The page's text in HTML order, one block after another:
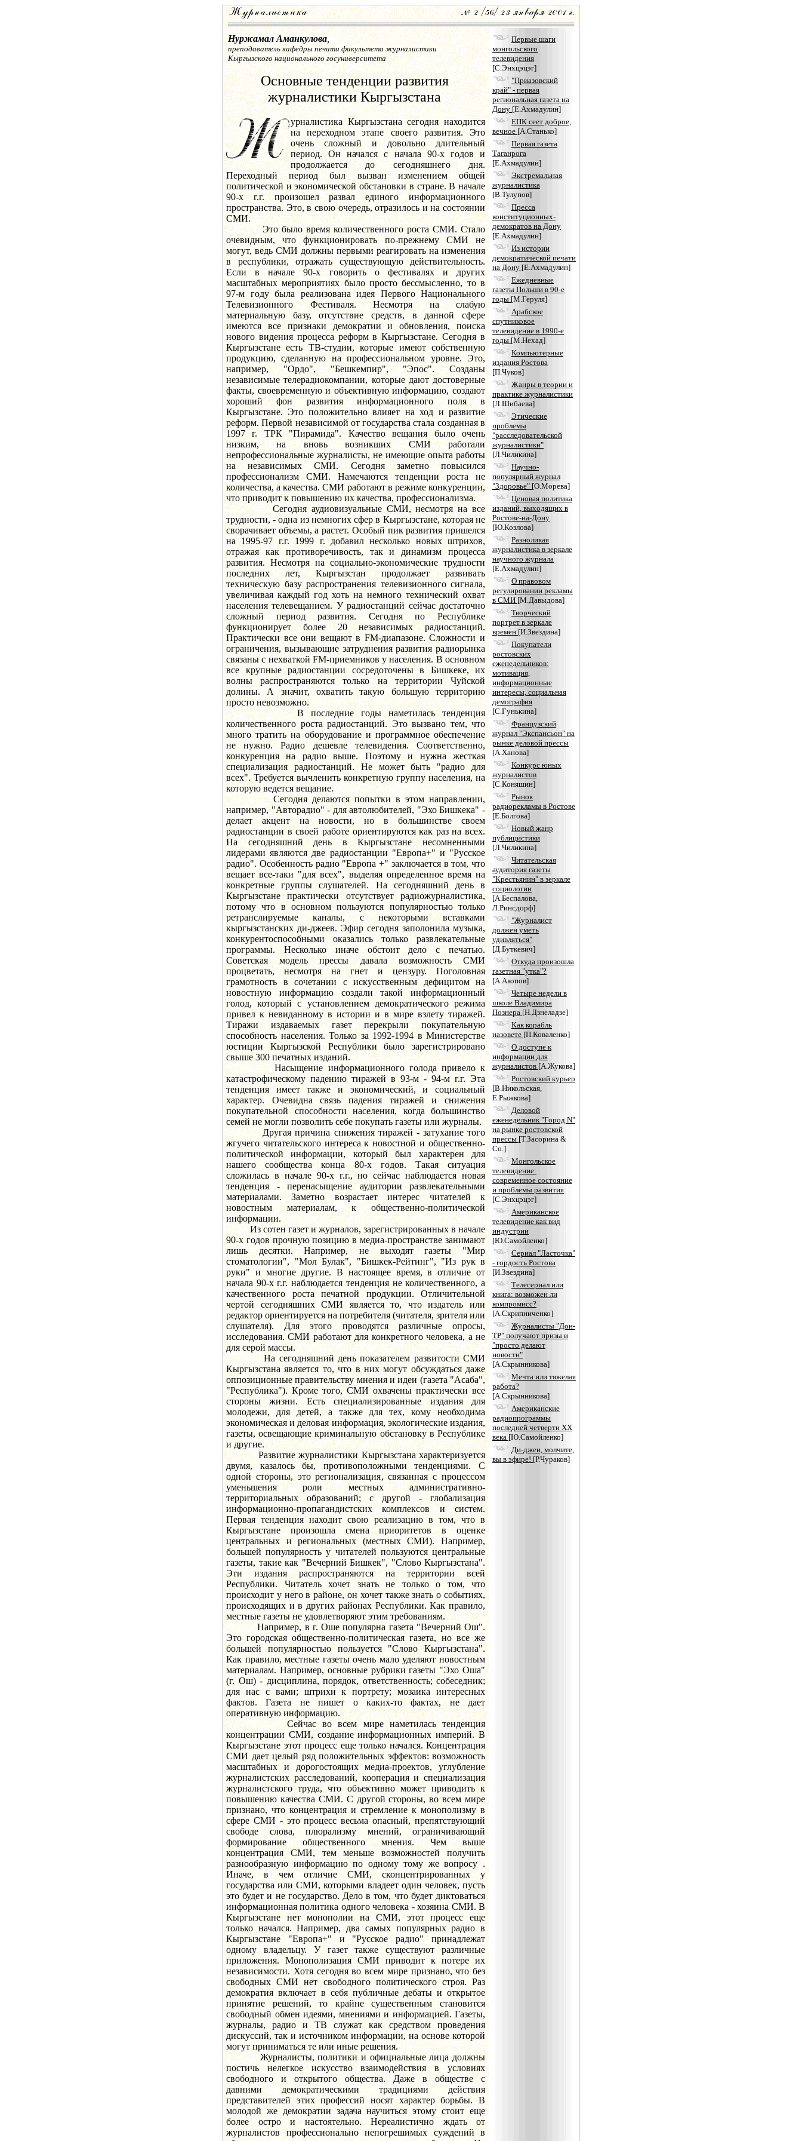
Нуржамал Аманкулова
преподаватель кафедры печати факультета журналистики
Кыргызского национального госуниверситета
Основные тенденции развития
журналистики Кыргызстана
урналистика Кыргызстана сегодня находится
на переходном этапе своего развития. Это
очень сложный и довольно длительный
период. Он начался с начала 90-х годов и
продолжается до сегодняшнего дня.
Переходный период был вызван изменением общей
политической и экономической обстановки в стране. В начале
90-х г.г. произошел развал единого информационного
пространства. Это, в свою очередь, отразилось и на состоянии
СМИ.
Это было время количественного роста СМИ. Стало
очевидным, что функционировать по-прежнему СМИ не
могут, ведь СМИ должны первыми реагировать на изменения
в республики, отражать существующую действительность.
Если в начале 90-х говорить о фестивалях и других
масштабных мероприятиях было просто бессмысленно, то в
97-м году была реализована идея Первого Национального
Телевизионного Фестиваля. Несмотря на слабую
материальную базу, отсутствие средств, в данной сфере
имеются все признаки демократии и обновления, поиска
нового видения процесса реформ в Кыргызстане. Сегодня в
Кыргызстане есть ТВ-студии, которые имеют собственную
продукцию, сделанную на профессиональном уровне. Это,
например, "Ордо", "Бешкемпир", "Эпос". Созданы
независимые телерадиокомпании, которые дают достоверные
факты, своевременную и объективную информацию, создают
хороший фон развития информационного поля в
Кыргызстане. Это положительно влияет на ход и развитие
реформ. Первой независимой от государства стала созданная в
1997 г. ТРК "Пирамида". Качество вещания было очень
низким, на вновь возникших СМИ работали
непрофессиональные журналисты, не имеющие опыта работы
на независимых СМИ. Сегодня заметно повысился
профессионализм СМИ. Намечаются тенденции роста не
количества, а качества. СМИ работают в режиме конкуренции,
что приводит к повышению их качества, профессионализма.
Сегодня аудиовизуальные СМИ, несмотря на все
трудности, - одна из немногих сфер в Кыргызстане, которая не
сворачивает объемы, а растет. Особый пик развития пришелся
на 1995-97 г.г. 1999 г. добавил несколько новых штрихов,
отражая как противоречивость, так и динамизм процесса
развития. Несмотря на социально-экономические трудности
последних лет, Кыргызстан продолжает развивать
техническую базу распространения телевизионного сигнала,
увеличивая каждый год хоть на немного технический охват
населения телевещанием. У радиостанций сейчас достаточно
сложный период развития. Сегодня по Республике
функционирует более 20 независимых радиостанций.
Практически все они вещают в FM-диапазоне. Сложности и
ограничения, вызывающие затруднения развития радиорынка
связаны с нехваткой FM-приемников у населения. В основном
все крупные радиостанции сосредоточены в Бишкеке, их
волны распространяются только на территории Чуйской
долины. А значит, охватить такую большую территорию
просто невозможно.
В последние годы наметилась тенденция
количественного роста радиостанций. Это вызвано тем, что
много тратить на оборудование и программное обеспечение
не нужно. Радио дешевле телевидения. Соответственно,
конкуренция на радио выше. Поэтому и нужна жесткая
специализация радиостанций. Не может быть "радио для
всех". Требуется вычленить конкретную группу населения, на
которую ведется вещание.
Сегодня делаются попытки в этом направлении,
например, "Авторадио" - для автолюбителей, "Эхо Бишкека" -
делает акцент на новости, но в большинстве своем
радиостанции в своей работе ориентируются как раз на всех.
На сегодняшний день в Кыргызстане несомненными
лидерами являются две радиостанции "Европа+" и "Русское
радио". Особенность радио "Европа +" заключается в том, что
вещает все-таки "для всех", выделяя определенное время на
конкретные группы слушателей. На сегодняшний день в
Кыргызстане практически отсутствует радиожурналистика,
потому что в основном пользуются популярностью только
ретранслируемые каналы, с некоторыми вставками
кыргызстанских ди-джеев. Эфир сегодня заполонила музыка,
конкурентоспособными оказались только развлекательные
программы. Несколько иначе обстоит дело с печатью.
Советская модель прессы давала возможность СМИ
процветать, несмотря на гнет и цензуру. Поголовная
грамотность в сочетании с искусственным дефицитом на
новостную информацию создали такой информационный
голод, который с установлением демократического режима
привел к невиданному в истории и в мире взлету тиражей.
Тиражи издаваемых газет перекрыли покупательную
способность населения. Только за 1992-1994 в Министерстве
юстиции Кыргызской Республики было зарегистрировано
свыше 300 печатных изданий.
Насыщение информационного голода привело к
катастрофическому падению тиражей в 93-м - 94-м г.г. Эта
тенденция имеет также и экономический, и социальный
характер. Очевидна связь падения тиражей и снижения
покупательной способности населения, когда большинство
семей не могли позволить себе покупать газеты или журналы.
Другая причина снижения тиражей - затухание того
жгучего читательского интереса к новостной и общественно-
политической информации, который был характерен для
нашего сообщества конца 80-х годов. Такая ситуация
сложилась в начале 90-х г.г., но сейчас наблюдается новая
тенденция - перенасыщение аудитории развлекательными
материалами. Заметно возрастает интерес читателей к
новостным материалам, к общественно-политической
информации.
Из сотен газет и журналов, зарегистрированных в начале
90-х годов прочную позицию в медиа-пространстве занимают
лишь десятки. Например, не выходят газеты "Мир
стоматологии", "Мол Булак", "Бишкек-Рейтинг", "Из рук в
руки" и многие другие. В настоящее время, в отличие от
начала 90-х г.г. наблюдается тенденция не количественного, а
качественного роста печатной продукции. Отличительной
чертой сегодняшних СМИ является то, что издатель или
редактор ориентируется на потребителя (читателя, зрителя или
слушателя). Для этого проводятся различные опросы,
исследования. СМИ работают для конкретного человека, а не
для серой массы.
На сегодняшний день показателем развитости СМИ
Кыргызстана является то, что в них могут обсуждаться даже
оппозиционные правительству мнения и идеи (газета "Асаба",
"Республика"). Кроме того, СМИ охвачены практически все
стороны жизни. Есть специализированные издания для
молодежи, для детей, а также для тех, кому необходима
экономическая и деловая информация, экологические издания,
газеты, освещающие криминальную обстановку в Республике
и другие.
Развитие журналистики Кыргызстана характеризуется
двумя, казалось бы, противоположными тенденциями. С
одной стороны, это регионализация, связанная с процессом
уменьшения роли местных административно-
территориальных образований; с другой - глобализация
информационно-пропагандистских комплексов и систем.
Первая тенденция находит свою реализацию в том, что в
Кыргызстане произошла смена приоритетов в оценке
центральных и региональных (местных СМИ). Например,
большей популярность у читателей пользуются центральные
газеты, такие как "Вечерний Бишкек", "Слово Кыргызстана".
Эти издания распространяются на территории всей
Республики. Читатель хочет знать не только о том, что
происходит у него в районе, он хочет также знать о событиях,
происходящих и в других районах Республики. Как правило,
местные газеты не удовлетворяют этим требованиям.
Например, в г. Оше популярна газета "Вечерний Ош".
Это городская общественно-политическая газета, но все же
большей популярностью пользуется "Слово Кыргызстана".
Как правило, местные газеты очень мало уделяют новостным
материалам. Например, основные рубрики газеты "Эхо Оша"
(г. Ош) - дисциплина, порядок, ответственность; собеседник;
для нас с вами; штрихи к портрету; мозаика интересных
фактов. Газета не пишет о каких-то фактах, не дает
оперативную информацию.
Сейчас во всем мире наметилась тенденция
концентрации СМИ, создание информационных империй. В
Кыргызстане этот процесс еще только начался. Концентрация
СМИ дает целый ряд положительных эффектов: возможность
масштабных и дорогостоящих медиа-проектов, углубление
журналистских расследований, кооперация и специализация
журналистского труда, что объективно может приводить к
повышению качества СМИ. С другой стороны, во всем мире
признано, что концентрация и стремление к монополизму в
сфере СМИ - это процесс весьма опасный, препятствующий
свободе слова, плюрализму мнений, ограничивающий
формирование общественного мнения. Чем выше
концентрация СМИ, тем меньше возможностей получить
разнообразную информацию по одному тому же вопросу .
Иначе, в чем отличие СМИ, сконцентрированных у
государства или СМИ, которыми владеет один человек, пусть
это будет и не государство. Дело в том, что будет диктоваться
информационная политика одного человека - хозяина СМИ. В
Кыргызстане нет монополии на СМИ, этот процесс еще
только начался. Например, два самых популярных радио в
Кыргызстане "Европа+" и "Русское радио" принадлежат
одному владельцу. У газет также существуют различные
приложения. Монополизация СМИ приводит к потере их
независимости. Хотя сегодня во всем мире признано, что без
свободных СМИ нет свободного политического строя. Раз
демократия включает в себя публичные дебаты и открытое
принятие решений, то крайне существенным становится
свободный обмен идеями, мнениями и информацией. Газеты,
журналы, радио и ТВ служат как средством проведения
дискуссий, так и источником информации, на основе которой
могут приниматься те или иные решения.
Журналисты, политики и официальные лица должны
постичь нелегкое искусство взаимодействия в условиях
свободного и открытого общества. Даже в обществе с
давними демократическими традициями действия
представителей этих профессий носят характер борьбы. В
молодой же демократии задача научиться этому стоит еще
более остро и настоятельно. Нереалистично ждать от
журналистов профессионально непогрешимых суждений в
Первые шаги
монгольского
телевидения
[С.Энхцэцэг]
"Приазовский
край" - первая
региональная газета на
Дону [Е.Ахмадулин]
ЕПК сеет доброе,
вечное [А.Станько]
Первая газета
Таганрога
[Е.Ахмадулин]
Экстремальная
журналистика
[В.Тулупов]
Пресса
конституционных-
демократов на Дону
[Е.Ахмадулин]
Из истории
демократической печати
на Дону [Е.Ахмадулин]
Ежедневные
газеты Польши в 90-е
годы [М.Геруля]
Арабское
спутниковое
телевидение в 1990-е
годы [М.Нехад]
Компьютерные
издания Ростова
[П.Чуков]
Жанры в теории и
практике журналистики
[Л.Шибаева]
Этические
проблемы
"расследовательской
журналистики"
[Л.Чиликина]
Научно-
популярный журнал
"Здоровье" [О.Морева]
Ценовая политика
изданий, выходящих в
Ростове-на-Дону
[Ю.Козлова]
Разноликая
журналистика в зеркале
научного журнала
[Е.Ахмадулин]
О правовом
регулировании рекламы
в СМИ [М.Давыдова]
Творческий
портрет в зеркале
времен [И.Звездина]
Покупатели
ростовских
еженедельников:
мотивация,
информационные
интересы, социальная
демография
[С.Гунькина]
Французский
журнал "Экспансьон" на
рынке деловой прессы
[А.Ханова]
Конкурс юных
журналистов
[С.Коняшин]
Рынок
радиорекламы в Ростове
[Е.Болгова]
Новый жанр
публицистики
[Л.Чиликина]
Читательская
аудитория газеты
"Крестьянин" в зеркале
социологии
[А.Беспалова,
Л.Ринсдорф]
"Журналист
должен уметь
удивляться"
[Д.Буткевич]
Откуда произошла
газетная "утка"?
[А.Акопов]
Четыре недели в
школе Владимира
Познера [Н.Дзнеладзе]
Как корабль
назовете [П.Коваленко]
О доступе к
информации для
журналистов [А.Жукова]
Ростовский курьер
[В.Никольская,
Е.Рыжкова]
Деловой
еженедельник "Город N"
на рынке ростовской
прессы [Т.Засорина &
Co.]
Монгольское
телевидение:
современное состояние
и проблемы развития
[С.Энхцэцэг]
Американское
телевидение как вид
индустрии
[Ю.Самойленко]
Сериал "Ласточка"
- гордость Ростова
[И.Звездина]
Телесериал или
книга: возможен ли
компромисс?
[А.Скрипниченко]
Журналисты "Дон-
ТР" получают призы и
"просто делают
новости"
[А.Скрынникова]
Мечта или тяжелая
работа?
[А.Скрынникова]
Американские
радиопрограммы
последней четверти ХХ
века [Ю.Самойленко]
Ди-джеи, молчите,
вы в эфире! [Р.Чураков]